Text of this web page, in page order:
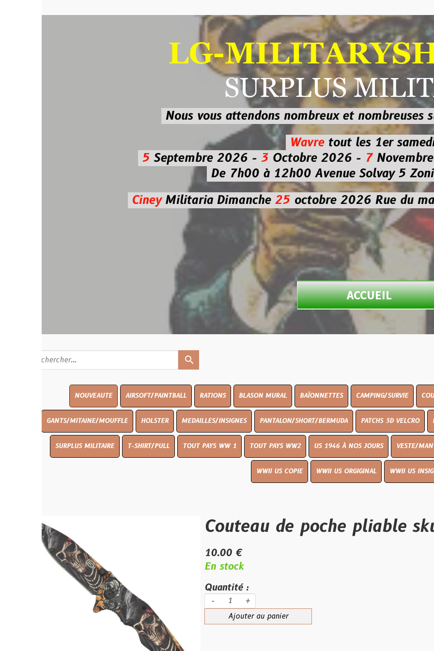
LG-
SURPLUS
Nous vous attendons nombreux et nombreusessur les
Wavre
tout les 1er samedi
Septembre 2026 -3Octobre 2026 - 7Novembre 2026
De 7h00 à 12h00 Avenue Solvay 5 Zoning
MilitariaDimanche25octobre 2026Rue du marché
ACCUEIL
AIRSOFT/PAINTBALL RATIONS BLASON MURAL BAÏONNETTES CAMPING/SURVIE COUTELLERIE
GANTS/MITAINE/MOUFFLE HOLSTER MEDAILLES/INSIGNES PANTALON/SHORT/BERMUDA PATCHS 3D VELCRO PEINTURE
SURPLUS MILITAIRE T-SHIRT/PULL TOUT PAYS WW 1 TOUT PAYS WW2 US 1946 À NOS JOURS VESTE/MANTEAU
WWII US COPIE WWII US ORGIGINAL WWII US INSIGNES
Couteau de poche pliable skull
Quantité :
Ajouter au panier